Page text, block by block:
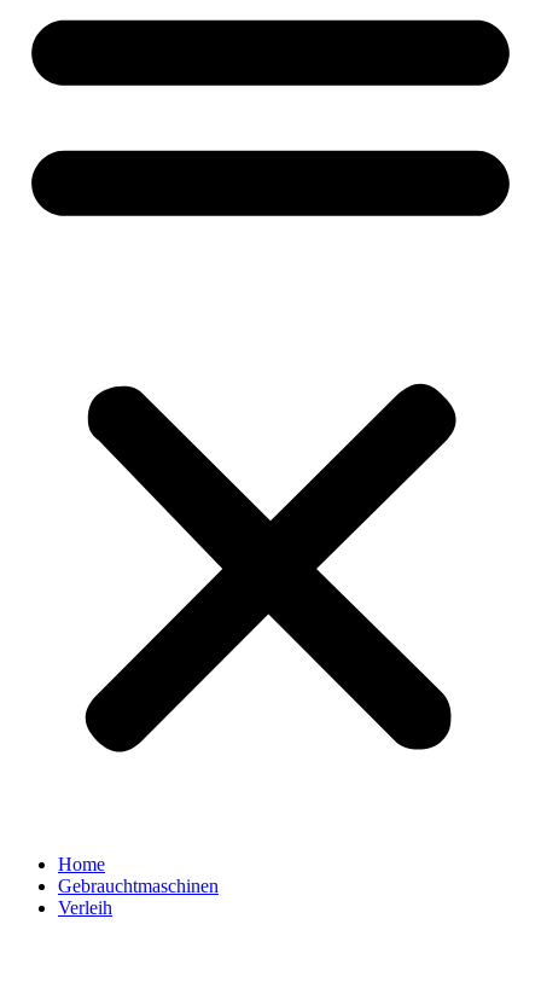
Home
Gebrauchtmaschinen
Verleih